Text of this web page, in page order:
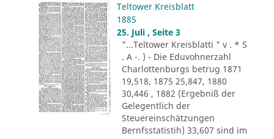
Teltower Kreisblatt
1885
25. Juli , Seite 3
"...Teltower Kreisblatti " v . * S
. A -. ) - Die Eduvohnerzahl
Charlottenburgs betrug 1871
19,518, 1875 25,847, 1880
30,446 , 1882 (Ergebniß der
Gelegentlich der
Steuereinschätzungen
Bernfsstatistih) 33,607 sind im